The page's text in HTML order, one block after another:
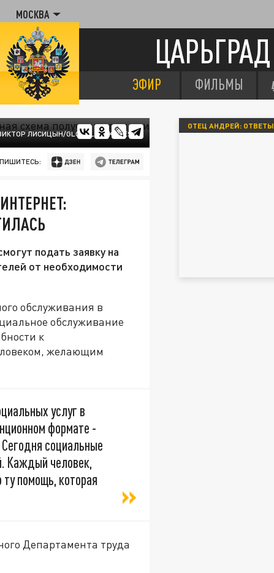
МОСКВА
ЦАРЬГРАД
ЭФИР ФИЛЬМЫ
ЛИСИЦЫН/GLOBALLOOKPRESS
подать заявку на
от необходимости
обслуживания в
обслуживание
к
желающим
услуг в
формате -
социальные
Каждый человек,
помощь, которая
Департамента труда
ОТЕЦ АНДРЕЙ: ОТВЕТЫ